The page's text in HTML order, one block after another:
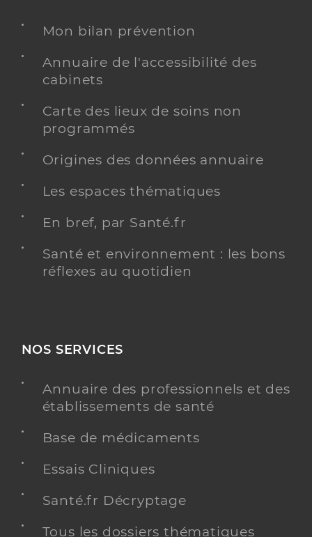
Mon bilan prévention
Annuaire de l'accessibilité des
cabinets
Carte des lieux de soins non
programmés
Origines des données annuaire
Les espaces thématiques
En bref, par Santé.fr
Santé et environnement : les bons
réflexes au quotidien
NOS SERVICES
Annuaire des professionnels et des
établissements de santé
Base de médicaments
Essais Cliniques
Santé.fr Décryptage
Tous les dossiers thématiques